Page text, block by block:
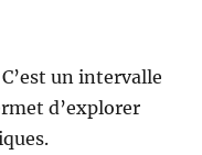
un intervalle
d’explorer